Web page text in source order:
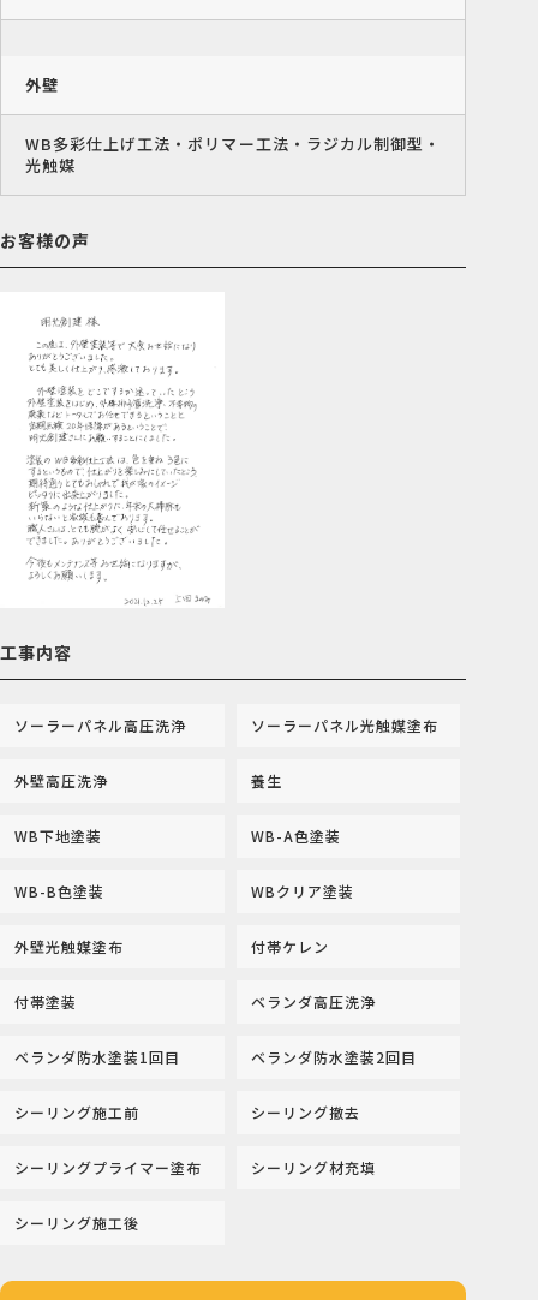
外壁
WB多彩仕上げ工法・ポリマー工法・ラジカル制御型・
光触媒
お客様の声
工事内容
ソーラーパネル高圧洗浄 ソーラーパネル光触媒塗布
外壁高圧洗浄 養生
WB下地塗装 WB-A色塗装
WB-B色塗装 WBクリア塗装
外壁光触媒塗布 付帯ケレン
付帯塗装 ベランダ高圧洗浄
ベランダ防水塗装1回目 ベランダ防水塗装2回目
シーリング施工前 シーリング撤去
シーリングプライマー塗布 シーリング材充填
シーリング施工後